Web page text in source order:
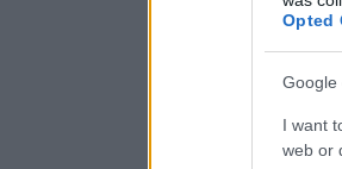
Opted
Google
I want
web or